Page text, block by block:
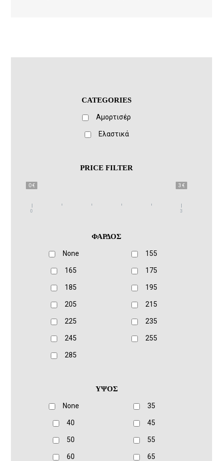
CATEGORIES
Αμορτισέρ
Ελαστικά
PRICE FILTER
0 € 3 €
0 3
ΦΑΡΔΟΣ
None 155
165 175
185 195
205 215
225 235
245 255
285
ΥΨΟΣ
None 35
40 45
50 55
60 65